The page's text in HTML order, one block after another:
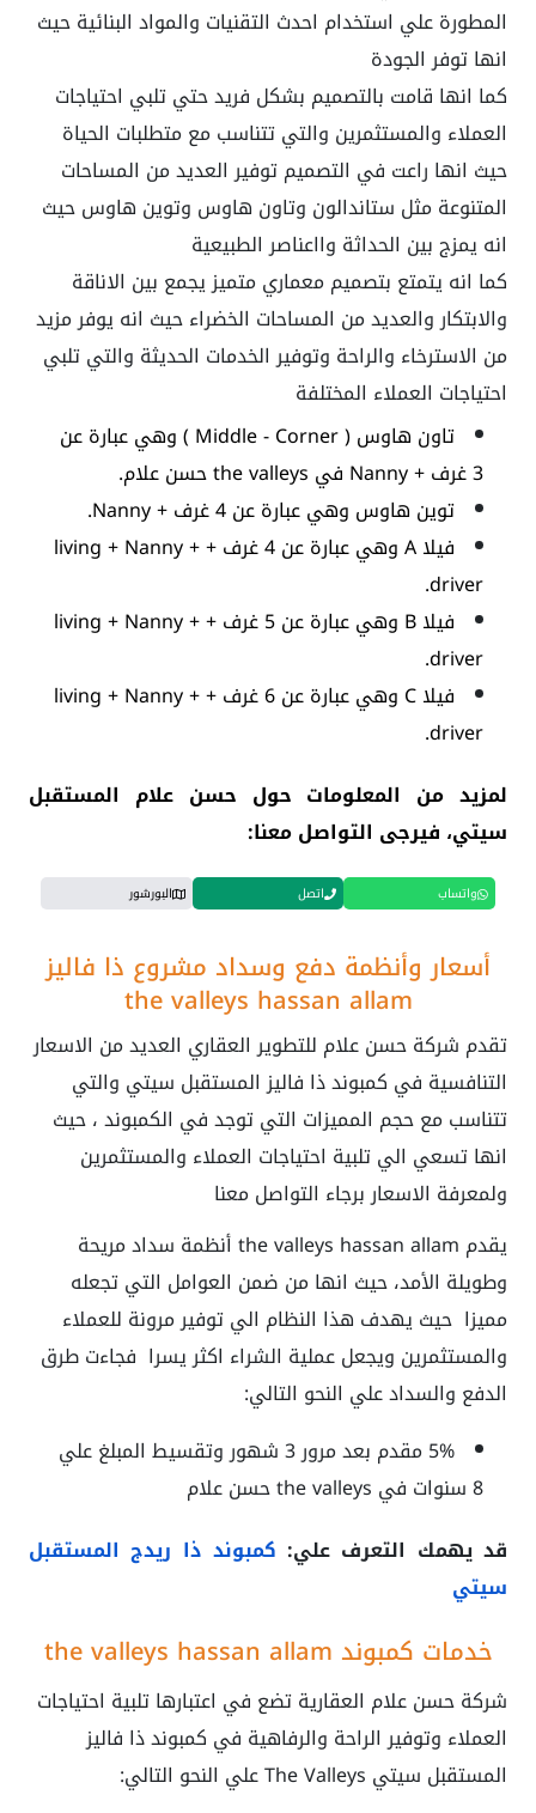
المطورة علي استخدام احدث التقنيات والمواد البنائية حيث
انها توفر الجودة
كما انها قامت بالتصميم بشكل فريد حتي تلبي احتياجات
العملاء والمستثمرين والتي تتناسب مع متطلبات الحياة
حيث انها راعت في التصميم توفير العديد من المساحات
المتنوعة مثل ستاندالون وتاون هاوس وتوين هاوس حيث
انه يمزج بين الحداثة وااعناصر الطبيعية
كما انه يتمتع بتصميم معماري متميز يجمع بين الاناقة
والابتكار والعديد من المساحات الخضراء حيث انه يوفر مزيد
من الاسترخاء والراحة وتوفير الخدمات الحديثة والتي تلبي
احتياجات العملاء المختلفة
تاون هاوس ( Middle - Corner ) وهي عبارة عن
3 غرف + Nanny في
the valleys حسن علام
.
توين هاوس وهي عبارة عن 4 غرف + Nanny.
فيلا A وهي عبارة عن 4 غرف + living + Nanny +
driver.
فيلا B وهي عبارة عن 5 غرف + living + Nanny +
driver.
فيلا C وهي عبارة عن 6 غرف + living + Nanny +
driver.
لمزيد من المعلومات حول حسن علام المستقبل
سيتي، فيرجى التواصل معنا:
واتساب اتصل البورشور
أسعار وأنظمة دفع وسداد مشروع ذا فاليز
the valleys hassan allam
تقدم شركة حسن علام للتطوير العقاري العديد من الاسعار
التنافسية في كمبوند ذا فاليز المستقبل سيتي والتي
تتناسب مع حجم المميزات التي توجد في الكمبوند ، حيث
انها تسعي الي تلبية احتياجات العملاء والمستثمرين
ولمعرفة الاسعار برجاء التواصل معنا
يقدم the valleys hassan allamأنظمة سداد مريحة
وطويلة الأمد، حيث انها من ضمن العوامل التي تجعله
مميزا حيث يهدف هذا النظام الي توفير مرونة للعملاء
والمستثمرين ويجعل عملية الشراء اكثر يسرا فجاءت طرق
الدفع والسداد علي النحو التالي:
‏5% مقدم بعد مرور 3 شهور وتقسيط المبلغ علي
8 سنوات في
the valleys حسن علام
قد يهمك التعرف علي: كمبوند ذا ريدج المستقبل
سيتي
خدمات كمبوند the valleys hassan allam
شركة حسن علام العقارية تضع في اعتبارها تلبية احتياجات
العملاء وتوفير الراحة والرفاهية في كمبوند ذا فاليز
المستقبل سيتي The Valleys علي النحو التالي: